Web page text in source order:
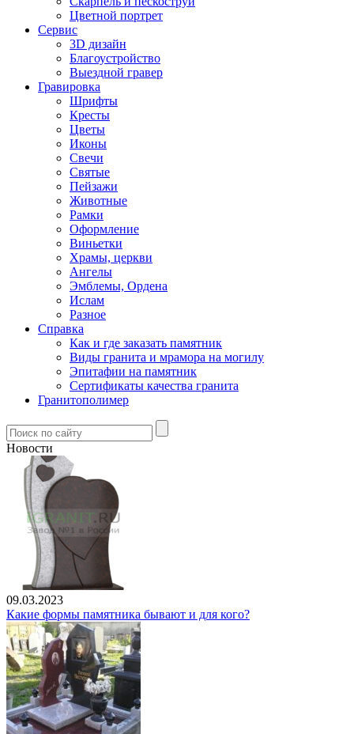
Цветной портрет
Сервис
3D дизайн
Благоустройство
Выездной гравер
Гравировка
Шрифты
Кресты
Цветы
Иконы
Свечи
Святые
Пейзажи
Животные
Рамки
Оформление
Виньетки
Храмы, церкви
Ангелы
Эмблемы, Ордена
Ислам
Разное
Справка
Как и где заказать памятник
Виды гранита и мрамора на могилу
Эпитафии на памятник
Сертификаты качества гранита
Гранитополимер
Новости
09.03.2023
Какие формы памятника бывают и для кого?